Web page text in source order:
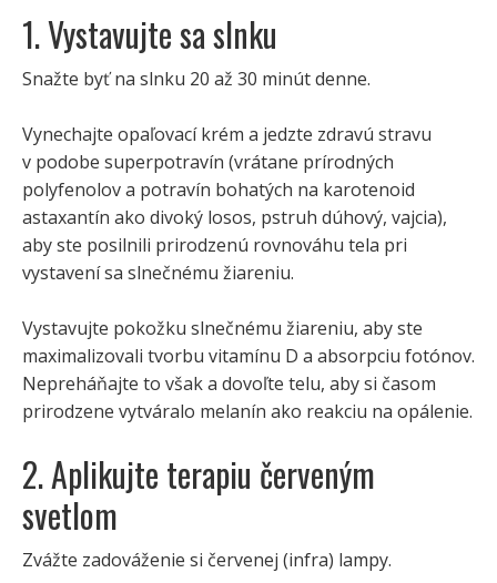
1. Vystavujte sa slnku
Snažte byť na slnku 20 až 30 minút denne.
Vynechajte opaľovací krém a jedzte zdravú stravu
v podobe superpotravín (vrátane prírodných
polyfenolov a potravín bohatých na karotenoid
astaxantín ako divoký losos, pstruh dúhový, vajcia),
aby ste posilnili prirodzenú rovnováhu tela pri
vystavení sa slnečnému žiareniu.
Vystavujte pokožku slnečnému žiareniu, aby ste
maximalizovali tvorbu vitamínu D a absorpciu fotónov.
Nepreháňajte to však a dovoľte telu, aby si časom
prirodzene vytváralo melanín ako reakciu na opálenie.
2. Aplikujte terapiu červeným
svetlom
Zvážte zadováženie si červenej (infra) lampy.